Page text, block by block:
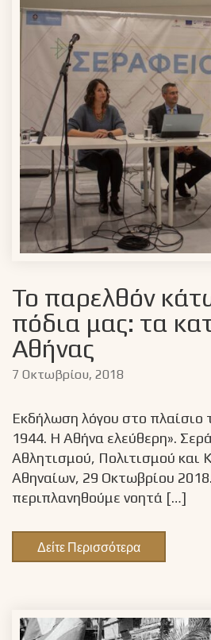
Το παρελθόν
πόδια μας: τα
Αθήνας
7 Οκτωβρίου, 2018
Εκδήλωση λόγου στο πλαίσιο
1944. Η Αθήνα ελεύθερη».
Αθλητισμού, Πολιτισμού και
Αθηναίων, 29 Οκτωβρίου
περιπλανηθούμε νοητά […]
Δείτε Περισσότερα